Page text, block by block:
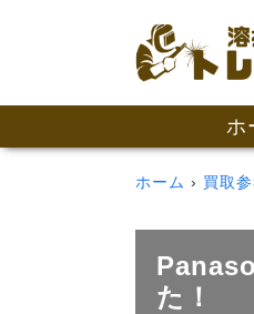
ホ
ホーム 買取
た！